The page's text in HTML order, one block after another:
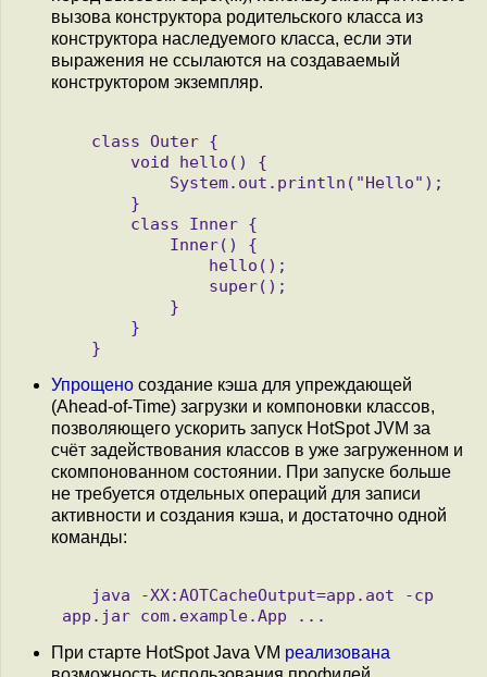
вызова конструктора родительского класса из
конструктора наследуемого класса, если эти
выражения не ссылаются на создаваемый
конструктором экземпляр.
Упрощено создание кэша для упреждающей
(Ahead-of-Time) загрузки и компоновки классов,
позволяющего ускорить запуск HotSpot JVM за
счёт задействования классов в уже загруженном и
скомпонованном состоянии. При запуске больше
не требуется отдельных операций для записи
активности и создания кэша, и достаточно одной
команды:
При старте HotSpot Java VM реализована